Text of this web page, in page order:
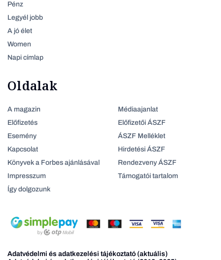
Pénz
Legyél jobb
A jó élet
Women
Napi címlap
Oldalak
A magazin
Előfizetés
Esemény
Kapcsolat
Könyvek a Forbes ajánlásával
Impresszum
Így dolgozunk
Médiaajanlat
Előfizetői ÁSZF
ÁSZF Melléklet
Hirdetési ÁSZF
Rendezveny ÁSZF
Támogatói tartalom
Adatvédelmi és adatkezelési tájékoztató (aktuális)